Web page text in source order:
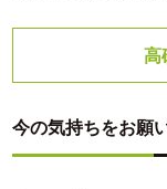
高
今の気持ちをお願